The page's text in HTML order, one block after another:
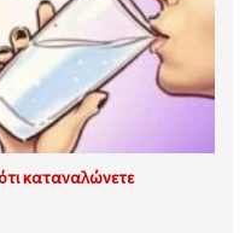
καταναλώνετε